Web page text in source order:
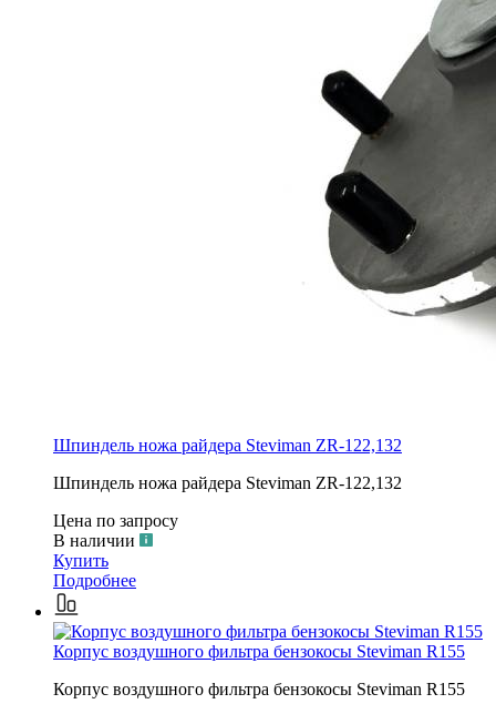
Шпиндель ножа райдера Steviman ZR-122,132
Шпиндель ножа райдера Steviman ZR-122,132
Цена по запросу
В наличии
Купить
Подробнее
Корпус воздушного фильтра бензокосы Steviman R155
Корпус воздушного фильтра бензокосы Steviman R155